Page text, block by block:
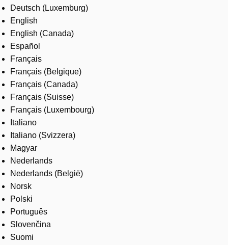
Contact us
Careers
Deutsch (Luxemburg)
English
English (Canada)
Español
Français
Français (Belgique)
Français (Canada)
Français (Suisse)
Français (Luxembourg)
Italiano
Italiano (Svizzera)
Magyar
Nederlands
Nederlands (België)
Norsk
Polski
Português
Slovenčina
Suomi